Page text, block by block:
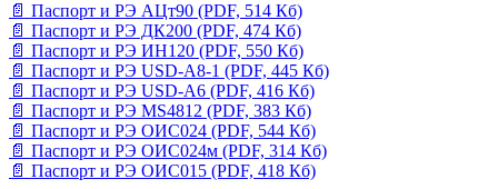
📄 Паспорт и РЭ АЦт90 (PDF, 514 Кб)
📄 Паспорт и РЭ ДК200 (PDF, 474 Кб)
📄 Паспорт и РЭ ИН120 (PDF, 550 Кб)
📄 Паспорт и РЭ USD-A8-1 (PDF, 445 Кб)
📄 Паспорт и РЭ USD-A6 (PDF, 416 Кб)
📄 Паспорт и РЭ MS4812 (PDF, 383 Кб)
📄 Паспорт и РЭ ОИС024 (PDF, 544 Кб)
📄 Паспорт и РЭ ОИС024м (PDF, 314 Кб)
📄 Паспорт и РЭ ОИС015 (PDF, 418 Кб)